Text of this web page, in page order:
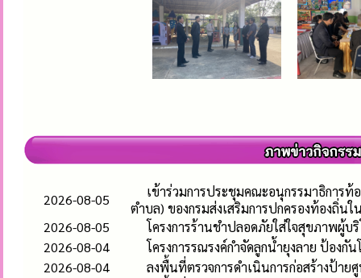
2026-08-05
เข้าร่วมการประชุมคณะอนุกรรมาธิการ
ตำบล) ของกรมส่งเสริมการปกครองท้องถิ่นใ
2026-08-05
โครงการร้านชำปลอดภัยใส่ใจสุขภาพผู้บ
2026-08-04
โครงการรณรงค์กำจัดลูกน้ำยุงลาย ป้อง
2026-08-04
ลงพื้นที่ตรวจการดำเนินการก่อสร้างป้า